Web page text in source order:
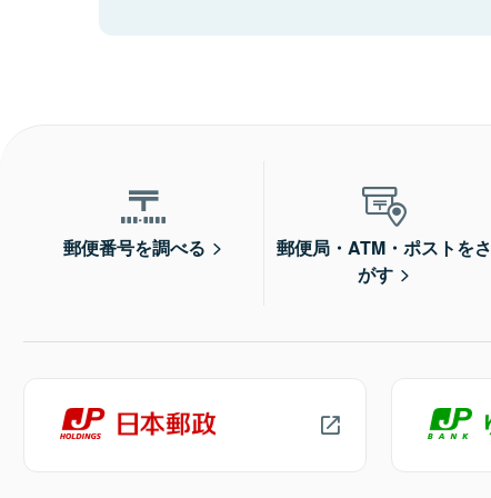
郵便番号を調べる
郵便局・ATM・ポストをさ
がす